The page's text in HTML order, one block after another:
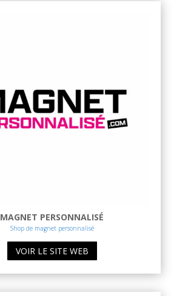
MAGNET PERSONNALISÉ
Shop de magnet personnalisé
VOIR LE SITE WEB